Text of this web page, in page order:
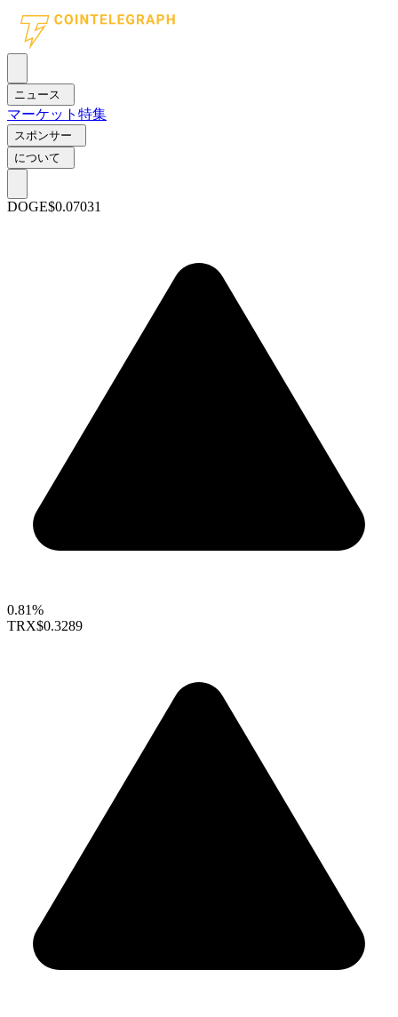
ニュース
マーケット 特集
スポンサー
について
DOGE$0.07031
0.81%
TRX$0.3289